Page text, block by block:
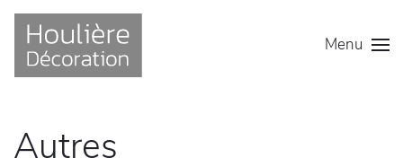
Menu
Autres